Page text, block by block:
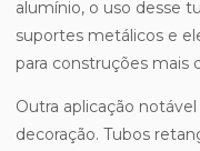
alumínio, o uso desse
suportes metálicos e
para construções mais
Outra aplicação
decoração. Tubos